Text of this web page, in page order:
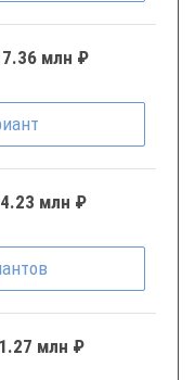
млн ₽
млн ₽
млн ₽